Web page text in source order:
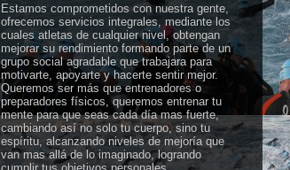
Estamos comprometidos con nuestra gente,
ofrecemos servicios integrales, mediante los
cuales atletas de cualquier nivel, obtengan
mejorar su rendimiento formando parte de un
grupo social agradable que trabajara para
motivarte, apoyarte y hacerte sentir mejor.
Queremos ser más que entrenadores o
preparadores físicos, queremos entrenar tu
mente para que seas cada día mas fuerte,
cambiando así no solo tu cuerpo, sino tu
espíritu, alcanzando niveles de mejoría que
van mas allá de lo imaginado, logrando
cumplir tus objetivos personales.